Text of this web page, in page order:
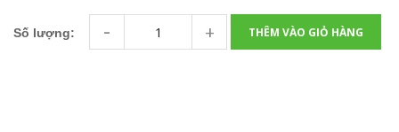
Số lượng: - + THÊM VÀO GIỎ HÀNG